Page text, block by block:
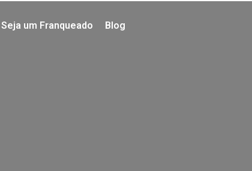
Seja um Franqueado Blog